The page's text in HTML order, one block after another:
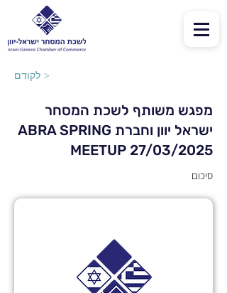
לקודם >
מפגש משותף לשכת המסחר
ישראל יוון וחברת ABRA SPRING
MEETUP 27/03/2025
סיכום